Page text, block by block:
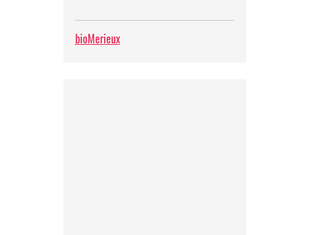
bioMerieux